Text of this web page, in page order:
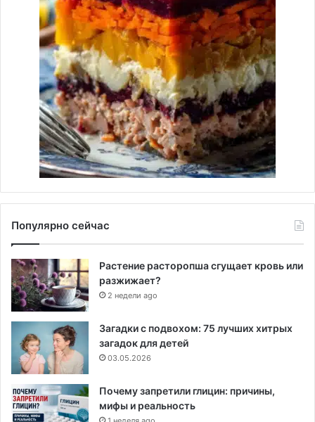
Популярно сейчас
Растение расторопша сгущает кровь или
разжижает?
2 недели ago
Загадки с подвохом: 75 лучших хитрых
загадок для детей
03.05.2026
Почему запретили глицин: причины,
мифы и реальность